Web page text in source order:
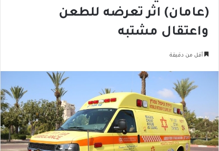
(عامان) اثر تعرضه للطعن
واعتقال مشتبه
أقل من دقيقة